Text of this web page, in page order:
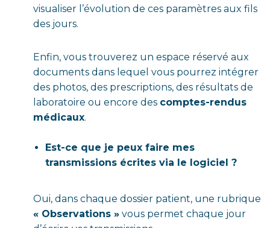
visualiser l’évolution de ces paramètres aux fils
des jours.
Enfin, vous trouverez un espace réservé aux
documents dans lequel vous pourrez intégrer
des photos, des prescriptions, des résultats de
laboratoire ou encore des comptes-rendus
médicaux.
Est-ce que je peux faire mes
transmissions écrites via le logiciel ?
Oui, dans chaque dossier patient, une rubrique
« Observations » vous permet chaque jour